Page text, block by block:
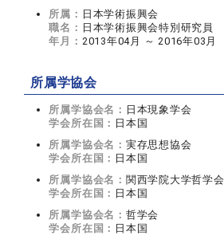
所属： 日本学術振興会
職名： 日本学術振興会特別研究員
年月： 2013年04月 ～ 2016年03月
所属学協会
所属学協会名： 日本現象学会
学会所在国： 日本国
所属学協会名： 実存思想協会
学会所在国： 日本国
所属学協会名： 関西学院大学哲学会
学会所在国： 日本国
所属学協会名： 哲学会
学会所在国： 日本国